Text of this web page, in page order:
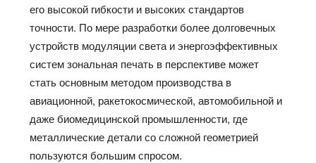
его высокой гибкости и высоких стандартов
точности. По мере разработки более долговечных
устройств модуляции света и энергоэффективных
систем зональная печать в перспективе может
стать основным методом производства в
авиационной, ракетокосмической, автомобильной и
даже биомедицинской промышленности, где
металлические детали со сложной геометрией
пользуются большим спросом.